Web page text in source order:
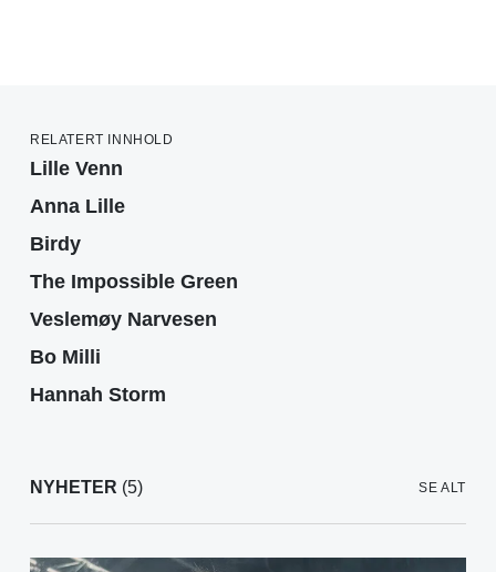
RELATERT INNHOLD
Lille Venn
Anna Lille
Birdy
The Impossible Green
Veslemøy Narvesen
Bo Milli
Hannah Storm
NYHETER (5) SE ALT